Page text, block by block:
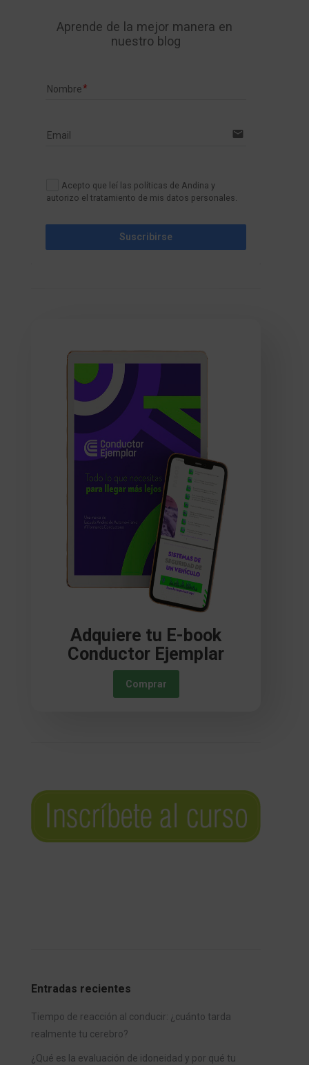
Aprende de la mejor manera en
nuestro blog
Nombre
Email email
Acepto que leí las políticas de Andina y
autorizo el tratamiento de mis datos personales.
Suscribirse
Adquiere tu E-book
Conductor Ejemplar
Comprar
Entradas recientes
Tiempo de reacción al conducir: ¿cuánto tarda
realmente tu cerebro?
¿Qué es la evaluación de idoneidad y por qué tu